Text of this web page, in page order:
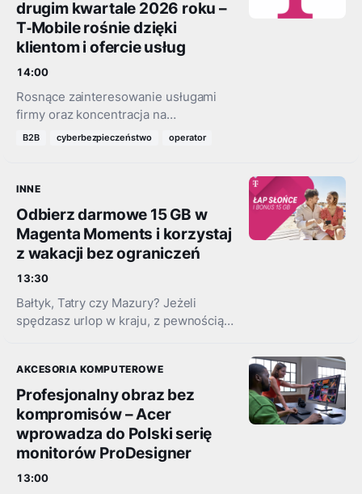
drugim kwartale 2026 roku –
T‑Mobile rośnie dzięki
klientom i ofercie usług
14:00
Rosnące zainteresowanie usługami
firmy oraz koncentracja na
dostarczaniu klientom doświadczeń
Mobile. Spółka wypracowała mocne
B2B cyberbezpieczeństwo operator
INNE
Odbierz darmowe 15 GB w
Magenta Moments i korzystaj
z wakacji bez ograniczeń
13:30
Bałtyk, Tatry czy Mazury? Jeżeli
spędzasz urlop w kraju, z pewnością
najodpowiedniejsze atrakcje, bez
przeszkód korzystać z nawigacji…
AKCESORIA KOMPUTEROWE
Profesjonalny obraz bez
kompromisów – Acer
wprowadza do Polski serię
monitorów ProDesigner
13:00